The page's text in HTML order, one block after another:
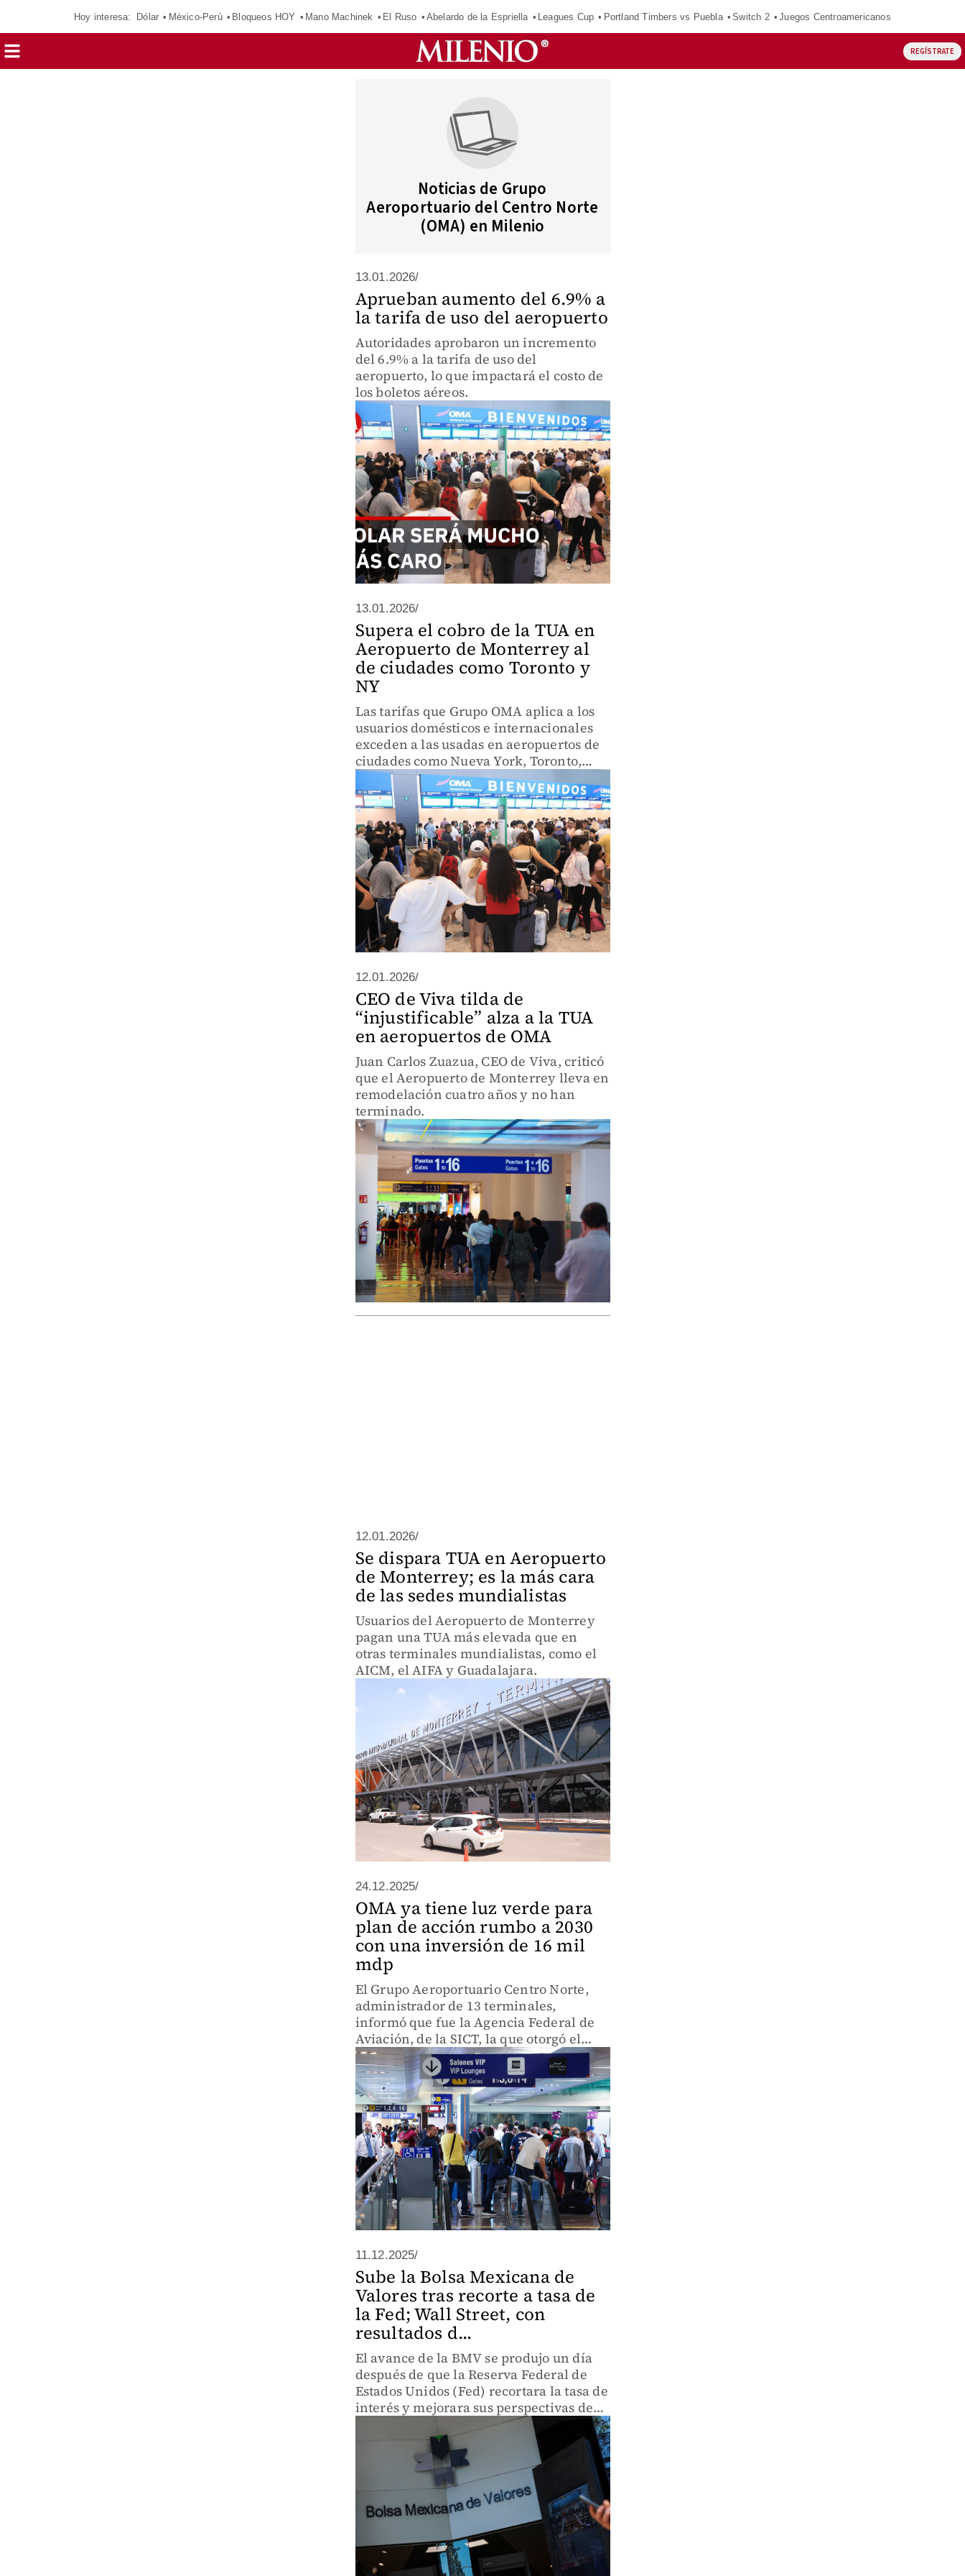
Hoy interesa: Dólar México-Perú Bloqueos HOY Mano Machinek El Ruso Abelardo de la Espriella Leagues Cup Portland Timbers vs Puebla Switch 2 Juegos Centroamericanos
REGÍSTRATE
Noticias de Grupo
Aeroportuario del Centro Norte
(OMA) en Milenio
13.01.2026/
Aprueban aumento del 6.9% a
la tarifa de uso del aeropuerto
Autoridades aprobaron un incremento
del 6.9% a la tarifa de uso del
aeropuerto, lo que impactará el costo de
los boletos aéreos.
13.01.2026/
Supera el cobro de la TUA en
Aeropuerto de Monterrey al
de ciudades como Toronto y
NY
Las tarifas que Grupo OMA aplica a los
usuarios domésticos e internacionales
exceden a las usadas en aeropuertos de
ciudades como Nueva York, Toronto,
Madrid, Río de Janeiro y Nueva Delhi.
12.01.2026/
CEO de Viva tilda de
“injustificable” alza a la TUA
en aeropuertos de OMA
Juan Carlos Zuazua, CEO de Viva, criticó
que el Aeropuerto de Monterrey lleva en
remodelación cuatro años y no han
terminado.
12.01.2026/
Se dispara TUA en Aeropuerto
de Monterrey; es la más cara
de las sedes mundialistas
Usuarios del Aeropuerto de Monterrey
pagan una TUA más elevada que en
otras terminales mundialistas, como el
AICM, el AIFA y Guadalajara.
24.12.2025/
OMA ya tiene luz verde para
plan de acción rumbo a 2030
con una inversión de 16 mil
mdp
El Grupo Aeroportuario Centro Norte,
administrador de 13 terminales,
informó que fue la Agencia Federal de
Aviación, de la SICT, la que otorgó el
permiso a su Programa Maestro de
Desarrollo.
11.12.2025/
Sube la Bolsa Mexicana de
Valores tras recorte a tasa de
la Fed; Wall Street, con
resultados d...
El avance de la BMV se produjo un día
después de que la Reserva Federal de
Estados Unidos (Fed) recortara la tasa de
interés y mejorara sus perspectivas de